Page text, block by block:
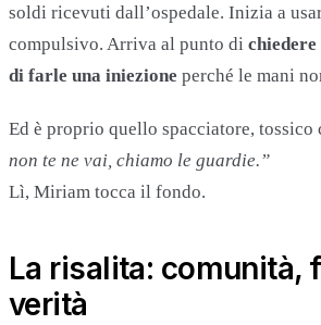
soldi ricevuti dall’ospedale. Inizia a
compulsivo. Arriva al punto di chiedere
di farle una iniezione perché le mani
Ed è proprio quello spacciatore, tossico
non te ne vai, chiamo le guardie.”
Lì, Miriam tocca il fondo.
La risalita: comunità,
verità